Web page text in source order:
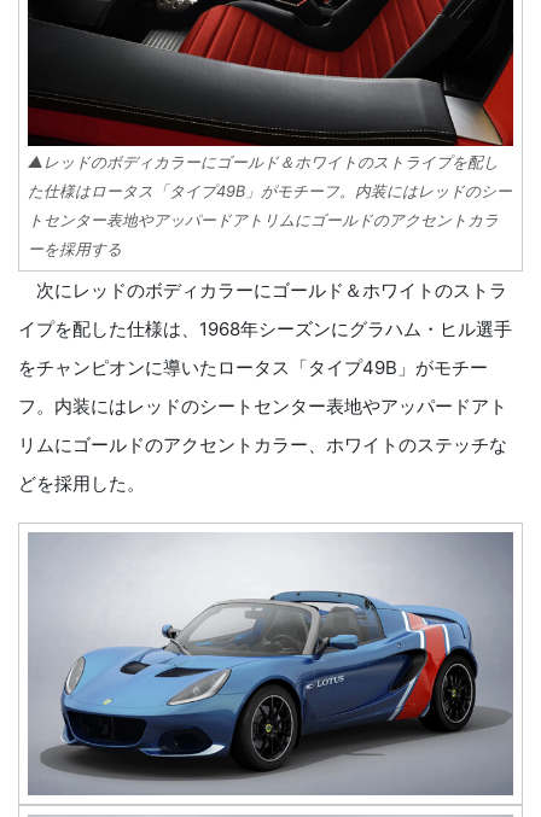
▲レッドのボディカラーにゴールド＆ホワイトのストライプを配し
た仕様はロータス「タイプ49B」がモチーフ。内装にはレッドのシー
トセンター表地やアッパードアトリムにゴールドのアクセントカラ
ーを採用する
次にレッドのボディカラーにゴールド＆ホワイトのストラ
イプを配した仕様は、1968年シーズンにグラハム・ヒル選手
をチャンピオンに導いたロータス「タイプ49B」がモチー
フ。内装にはレッドのシートセンター表地やアッパードアト
リムにゴールドのアクセントカラー、ホワイトのステッチな
どを採用した。